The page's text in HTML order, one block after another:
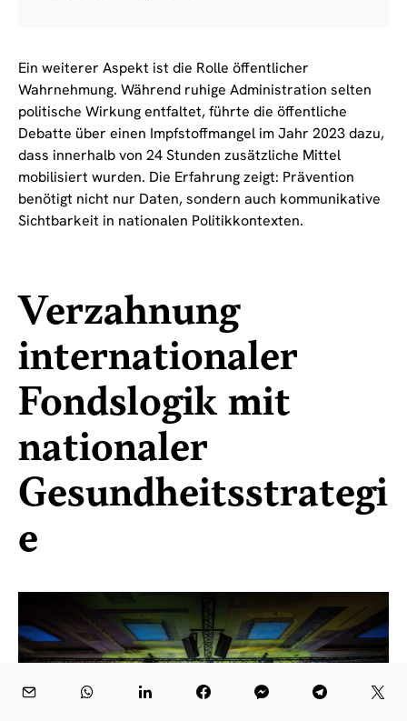
Ein weiterer Aspekt ist die Rolle öffentlicher
Wahrnehmung. Während ruhige Administration selten
politische Wirkung entfaltet, führte die öffentliche
Debatte über einen Impfstoffmangel im Jahr 2023 dazu,
dass innerhalb von 24 Stunden zusätzliche Mittel
mobilisiert wurden. Die Erfahrung zeigt: Prävention
benötigt nicht nur Daten, sondern auch kommunikative
Sichtbarkeit in nationalen Politikkontexten.
Verzahnung
internationaler
Fondslogik mit
nationaler
Gesundheitsstrategi
e